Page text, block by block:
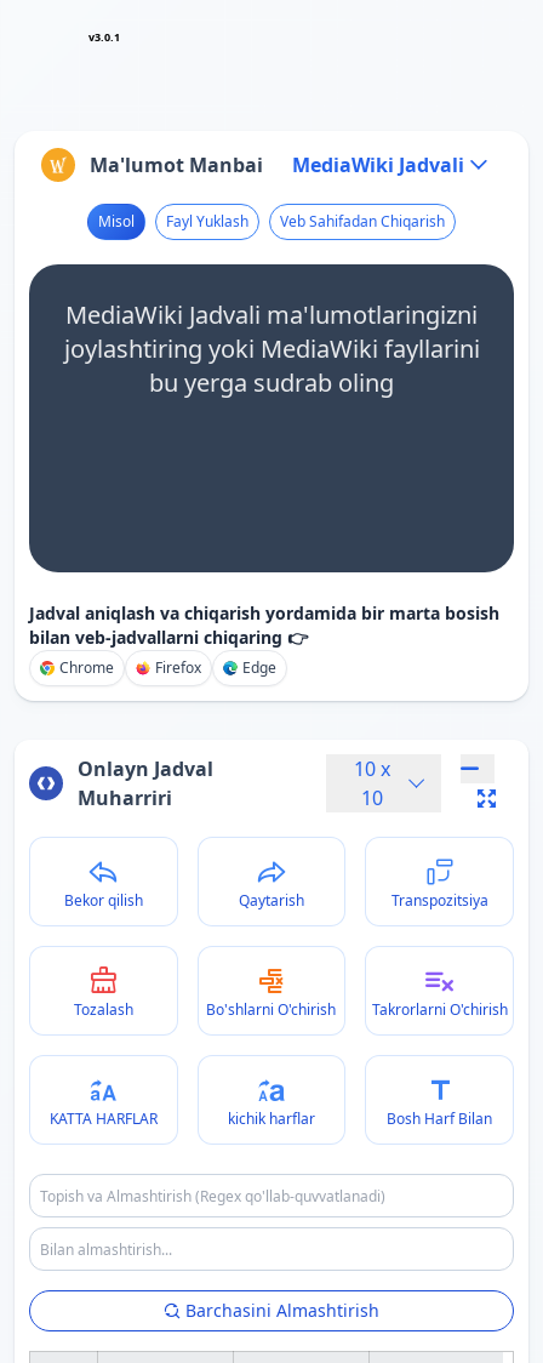
v3.0.1
Ma'lumot Manbai MediaWiki Jadvali
Misol Fayl Yuklash Veb Sahifadan Chiqarish
MediaWiki Jadvali ma'lumotlaringizni
joylashtiring yoki MediaWiki fayllarini
bu yerga sudrab oling
Jadval aniqlash va chiqarish yordamida bir marta bosish
bilan veb-jadvallarni chiqaring 👉
Chrome Firefox Edge
Onlayn Jadval
Muharriri
10 x
10
Bekor qilish Qaytarish Transpozitsiya
Tozalash Bo'shlarni O'chirish Takrorlarni O'chirish
KATTA HARFLAR kichik harflar Bosh Harf Bilan
Barchasini Almashtirish